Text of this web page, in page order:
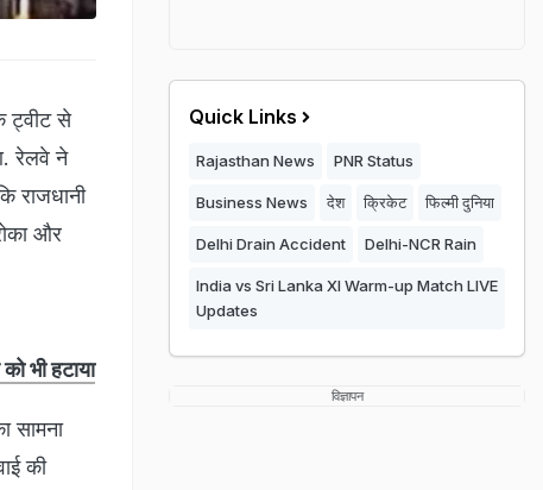
ट्वीट से
रेलवे ने
राजधानी
और
भी हटाया
सामना
की
Quick Links
Rajasthan News PNR Status
Business News देश क्रिकेट फिल्मी दुनिया
Delhi Drain Accident Delhi-NCR Rain
India vs Sri Lanka XI Warm-up Match LIVE
Updates
विज्ञापन